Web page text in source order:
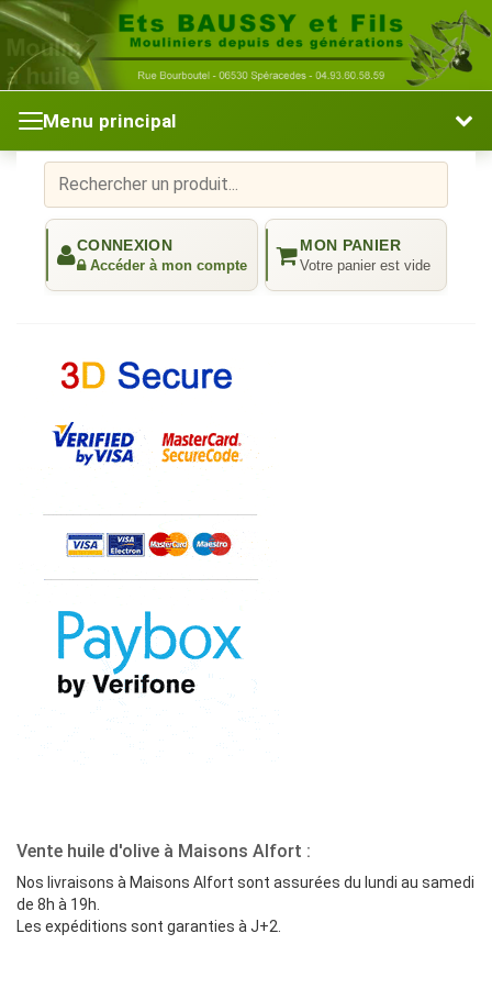
Menu principal
Vente huile d'olive à Maisons Alfort :
Nos livraisons à Maisons Alfort sont assurées du lundi au samedi
de 8h à 19h.
Les expéditions sont garanties à J+2.